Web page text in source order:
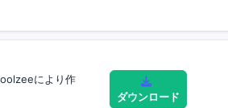
により作
ダウンロード